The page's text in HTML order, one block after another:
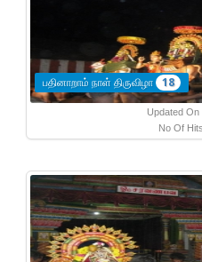
பதினாறாம் நாள் திருவிழா 18
Updated On
No Of